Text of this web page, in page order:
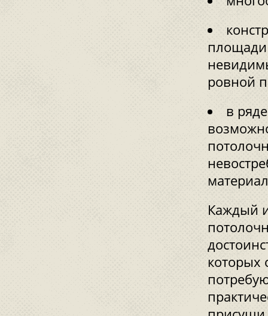
площади
ровной
в
Каждый
которых